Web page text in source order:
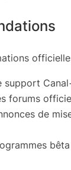
support
forums
de